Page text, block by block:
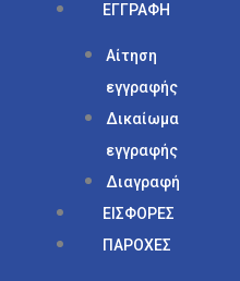
ΕΓΓΡΑΦΗ
Αίτηση
εγγραφής
Δικαίωμα
εγγραφής
Διαγραφή
ΕΙΣΦΟΡΕΣ
ΠΑΡΟΧΕΣ